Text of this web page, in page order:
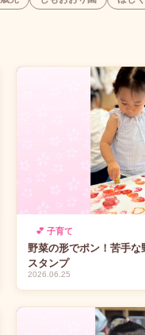
💕 子育て
野菜の形でポン！苦手
スタンプ
2026.06.25